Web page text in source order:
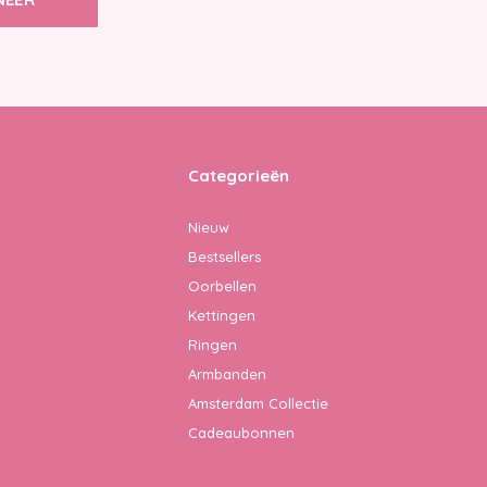
Categorieën
Nieuw
Bestsellers
Oorbellen
Kettingen
Ringen
Armbanden
Amsterdam Collectie
Cadeaubonnen